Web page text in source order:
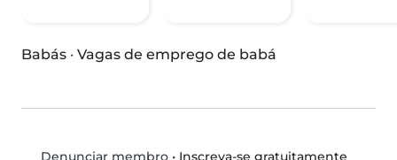
Babás · Vagas de emprego de babá
Denunciar membro• Inscreva-se gratuitamente